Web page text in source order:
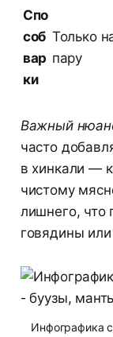
Спо
соб
вар
ки
Только
пару
Важный
часто
в хинкали —
чистому
лишнего, что
говядины
Инфографика